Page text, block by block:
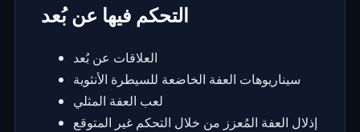
التحكم فيها عن بُعد
العلاقات عن بُعد
سيناريوهات العفة الخاضعة للسيطرة الأنثوية
لعب العفة المثلي
إذلال العفة المُعزز من خلال التحكم غير المتوقع